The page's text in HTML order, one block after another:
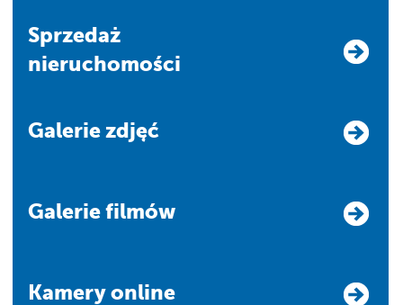
Sprzedaż
nieruchomości
Galerie zdjęć
Galerie filmów
Kamery online